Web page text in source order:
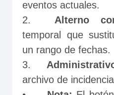
eventos actuales.
Alterno
temporal que
un rango de fechas.
archivo de